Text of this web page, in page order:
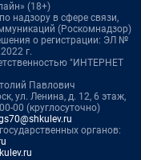
(18+)
надзору в сфере связи,
(Роскомнадзор)
о регистрации: ЭЛ №
г.
"ИНТЕРНЕТ
Павлович
ул. Ленина, д. 12, 6 этаж,
00 (круглосуточно)
органов: